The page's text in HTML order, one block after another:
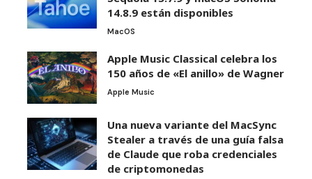
14.8.9 están disponibles
MacOS
Apple Music Classical celebra los
150 años de «El anillo» de Wagner
Apple Music
Una nueva variante del MacSync
Stealer a través de una guía falsa
de Claude que roba credenciales
de criptomonedas